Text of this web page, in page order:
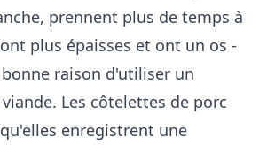
prennent plus de temps à
plus épaisses et ont un os -
raison d'utiliser un
Les côtelettes de porc
enregistrent une